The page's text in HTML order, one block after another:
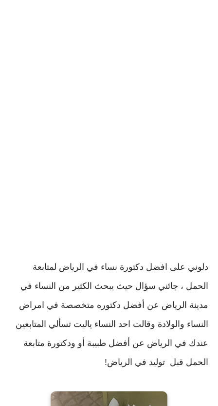
دلوني على افضل دكتورة نساء في الرياض لمتابعة
الحمل ، جائني سؤال حيث يبحث الكثير من النساء في
مدينة الرياض عن أفضل دكتوره متخصصة في امراض
النساء والولادة وقالت احد النساء ياليت تسألي المتابعين
عندك في الرياض عن أفضل طبيبة أو ودكتورة متابعة
الحمل قبل توليد في الرياض!